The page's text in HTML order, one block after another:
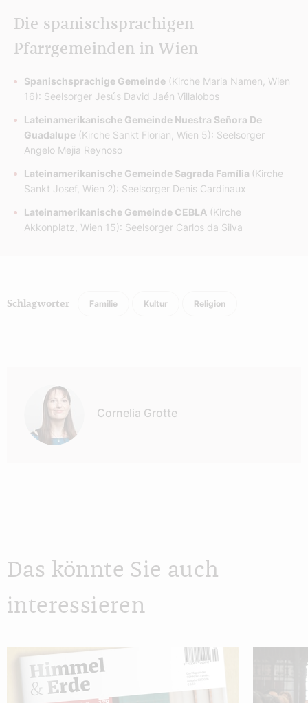
Die spanischsprachigen
Pfarrgemeinden in Wien
Spanischsprachige Gemeinde (Kirche Maria Namen, Wien
16): Seelsorger Jesús David Jaén Villalobos
Lateinamerikanische Gemeinde Nuestra Señora De
Guadalupe (Kirche Sankt Florian, Wien 5): Seelsorger
Angelo Mejia Reynoso
Lateinamerikanische Gemeinde Sagrada Família (Kirche
Sankt Josef, Wien 2): Seelsorger Denis Cardinaux
Lateinamerikanische Gemeinde CEBLA (Kirche
Akkonplatz, Wien 15): Seelsorger Carlos da Silva
Schlagwörter Familie Kultur Religion
Cornelia Grotte
Das könnte Sie auch
interessieren